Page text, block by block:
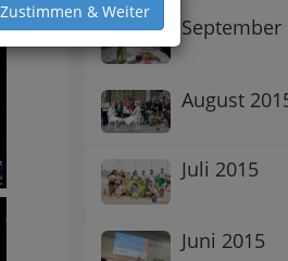
Zustimmen & Weiter
September
August
Juli 2015
Juni 2015